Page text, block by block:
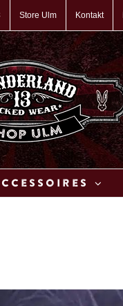
Store Ulm Kontakt